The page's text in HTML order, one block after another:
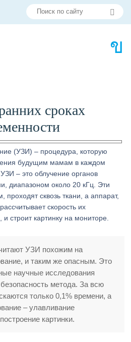
сроках
(УЗИ) – процедура, которую
будущим мамам в каждом
– это облучение органов
диапазоном около 20 кГц. Эти
проходят сквозь ткани, а аппарат,
скорость их
строит картинку на мониторе.
УЗИ похожим на
и таким же опасным. Это
научные исследования
метода. За всю
только 0,1% времени, а
– улавливание
картинки.